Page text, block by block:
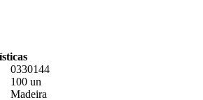
0330144
100 un
Madeira